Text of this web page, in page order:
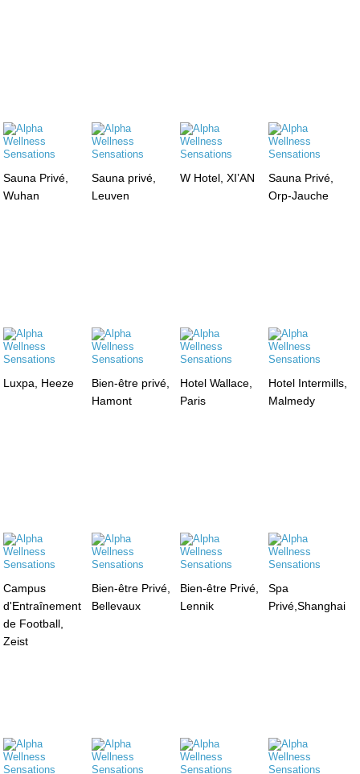
Sauna Privé,
Wuhan
Sauna privé,
Leuven
W Hotel, XI’AN
Sauna Privé,
Orp-Jauche
Luxpa, Heeze
Bien-être privé,
Hamont
Hotel Wallace,
Paris
Hotel Intermills,
Malmedy
Campus
d'Entraînement
de Football,
Zeist
Bien-être Privé,
Bellevaux
Bien-être Privé,
Lennik
Spa
Privé,Shanghai